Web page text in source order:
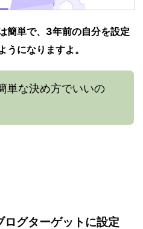
簡単で、3年前の自分を設定
になりますよ。
単な決め方でいいの
ログターゲットに設定